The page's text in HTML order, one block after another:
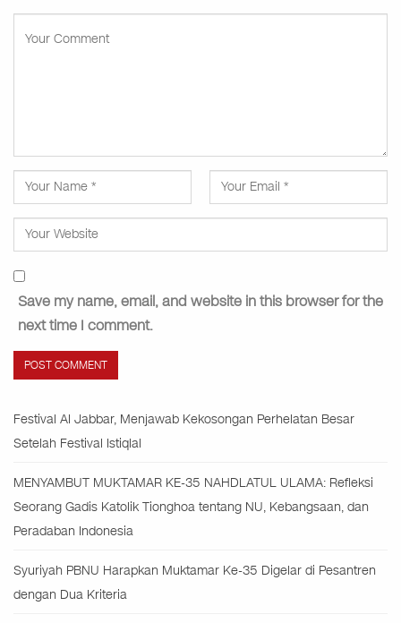
Save my name, email, and website in this browser for the
next time I comment.
Festival Al Jabbar, Menjawab Kekosongan Perhelatan Besar
Setelah Festival Istiqlal
MENYAMBUT MUKTAMAR KE-35 NAHDLATUL ULAMA: Refleksi
Seorang Gadis Katolik Tionghoa tentang NU, Kebangsaan, dan
Peradaban Indonesia
Syuriyah PBNU Harapkan Muktamar Ke-35 Digelar di Pesantren
dengan Dua Kriteria